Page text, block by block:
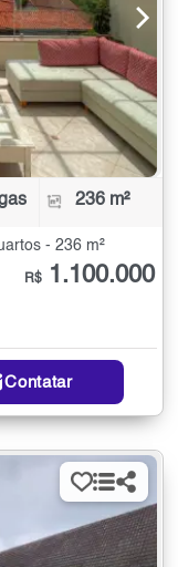
236 m²
- 236 m²
R$ 1.100.000
Contatar